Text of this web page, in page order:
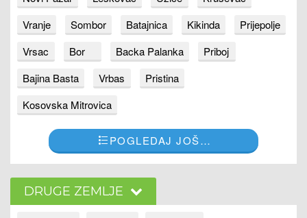
Vranje
Sombor Batajnica Kikinda
Prijepolje
Vrsac
Bor Backa Palanka
Priboj
Bajina Basta
Vrbas
Pristina
Kosovska Mitrovica
POGLEDAJ JOŠ…
DRUGE ZEMLJE